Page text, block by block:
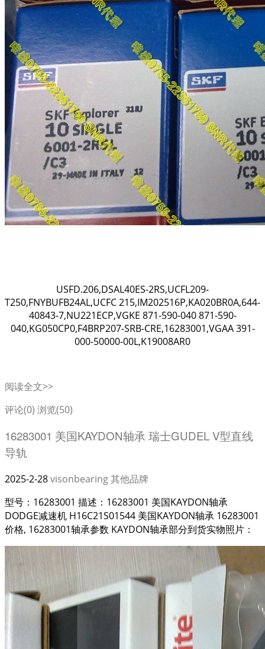
USFD.206,DSAL40ES-2RS,UCFL209-
T250,FNYBUFB24AL,UCFC 215,IM202516P,KA020BR0A,644-
40843-7,NU221ECP,VGKE 871-590-040 871-590-
040,KG050CP0,F4BRP207-SRB-CRE,16283001,VGAA 391-
000-50000-00L,K19008AR0
阅读全文>>
评论(0) 浏览(50)
16283001 美国KAYDON轴承 瑞士GUDEL V型直线
导轨
2025-2-28visonbearing其他品牌
型号：16283001 描述：16283001 美国KAYDON轴承
DODGE减速机 H16C21S01544 美国KAYDON轴承 16283001
价格, 16283001轴承参数 KAYDON轴承部分到货实物照片：